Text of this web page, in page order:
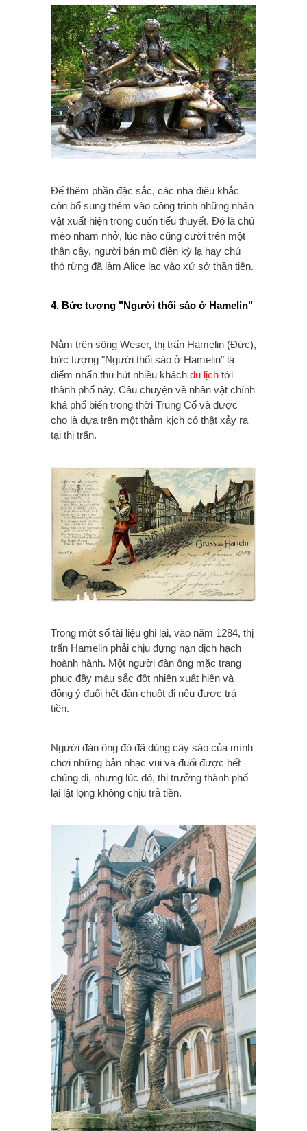
Để thêm phần đặc sắc, các nhà điêu khắc
còn bổ sung thêm vào công trình những nhân
vật xuất hiện trong cuốn tiểu thuyết. Đó là chú
mèo nham nhở, lúc nào cũng cười trên một
thân cây, người bán mũ điên kỳ lạ hay chú
thỏ rừng đã làm Alice lạc vào xứ sở thần tiên.
4. Bức tượng "Người thổi sáo ở Hamelin"
Nằm trên sông Weser, thị trấn Hamelin (Đức),
bức tượng "Người thổi sáo ở Hamelin" là
điểm nhấn thu hút nhiều khách du lịch tới
thành phố này. Câu chuyện về nhân vật chính
khá phổ biến trong thời Trung Cổ và được
cho là dựa trên một thảm kịch có thật xảy ra
tại thị trấn.
Trong một số tài liệu ghi lại, vào năm 1284, thị
trấn Hamelin phải chịu đựng nạn dịch hạch
hoành hành. Một người đàn ông mặc trang
phục đầy màu sắc đột nhiên xuất hiện và
đồng ý đuổi hết đàn chuột đi nếu được trả
tiền.
Người đàn ông đó đã dùng cây sáo của mình
chơi những bản nhạc vui và đuổi được hết
chúng đi, nhưng lúc đó, thị trưởng thành phố
lại lật lọng không chịu trả tiền.